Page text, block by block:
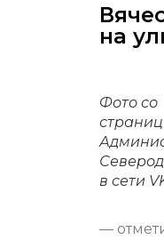
на
Фото со
в сети
—